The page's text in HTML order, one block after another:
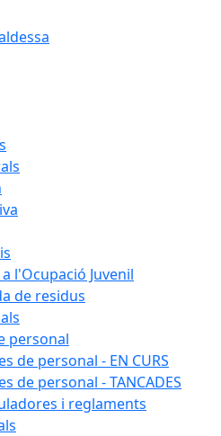
l'Ocupació Juvenil
de residus
personal
de personal - EN CURS
de personal - TANCADES
i reglaments